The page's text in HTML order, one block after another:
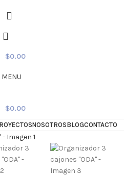
$0.00
MENU
$0.00
NOSOTROSBLOGCONTACTO